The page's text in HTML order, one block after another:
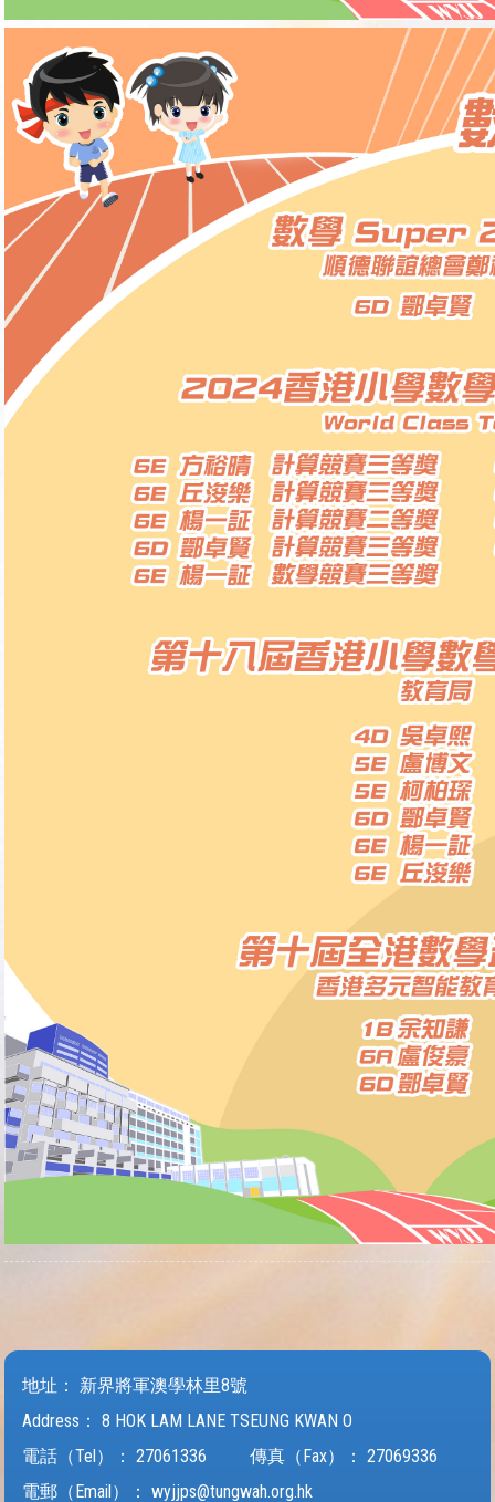
地址：
新界將軍澳學林里8號
Address：
8 HOK LAM LANE TSEUNG KWAN O
電話（Tel）：
27061336 傳真（Fax）： 27069336
電郵（Email）：
wyjjps@tungwah.org.hk